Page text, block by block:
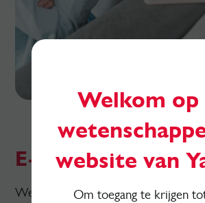
E-brochures
Wetenschappelijke gegevens tonen
Welkom op
website van
Om toegang te krijgen